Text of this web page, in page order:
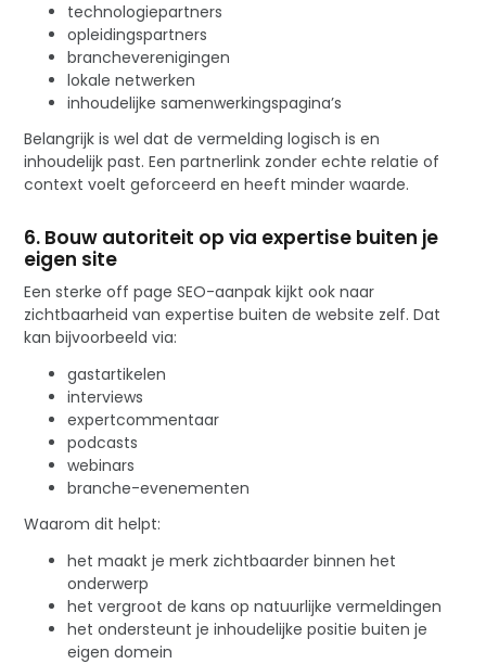
technologiepartners
opleidingspartners
brancheverenigingen
lokale netwerken
inhoudelijke samenwerkingspagina’s
Belangrijk is wel dat de vermelding logisch is en
inhoudelijk past. Een partnerlink zonder echte relatie of
context voelt geforceerd en heeft minder waarde.
6. Bouw autoriteit op via expertise buiten je
eigen site
Een sterke off page SEO-aanpak kijkt ook naar
zichtbaarheid van expertise buiten de website zelf. Dat
kan bijvoorbeeld via:
gastartikelen
interviews
expertcommentaar
podcasts
webinars
branche-evenementen
Waarom dit helpt:
het maakt je merk zichtbaarder binnen het
onderwerp
het vergroot de kans op natuurlijke vermeldingen
het ondersteunt je inhoudelijke positie buiten je
eigen domein